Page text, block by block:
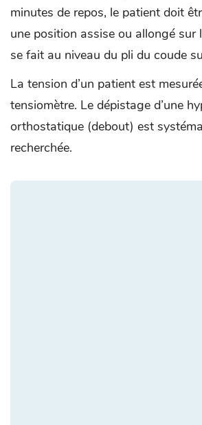
minutes de repos, le patient doit
une position assise ou allongé sur
se fait au niveau du pli du coude
La tension d’un patient est
tensiomètre. Le dépistage d’une
orthostatique (debout) est
recherchée.